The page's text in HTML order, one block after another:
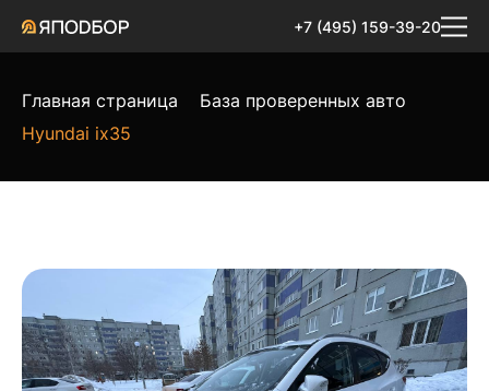
+7 (495) 159-39-20
Главная страница
База проверенных авто
Hyundai ix35